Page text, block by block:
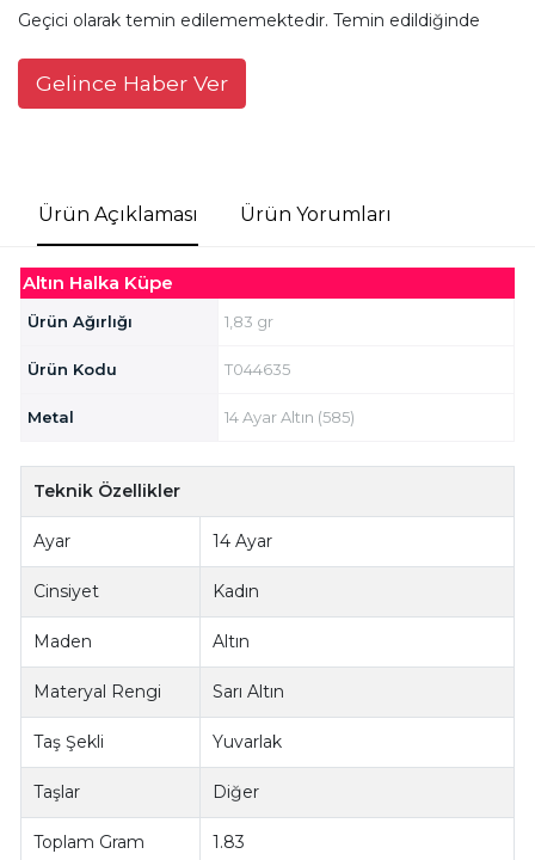
Geçici olarak temin edilememektedir. Temin edildiğinde
Gelince Haber Ver
Ürün Açıklaması Ürün Yorumları
Altın Halka Küpe
Ürün Ağırlığı 1,83 gr
Ürün Kodu T044635
Metal 14 Ayar Altın (585)
Teknik Özellikler
Ayar 14 Ayar
Cinsiyet Kadın
Maden Altın
Materyal Rengi Sarı Altın
Taş Şekli Yuvarlak
Taşlar Diğer
Toplam Gram 1.83